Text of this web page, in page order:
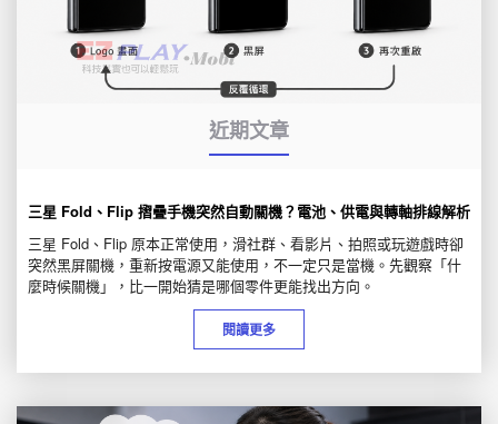
近期文章
三星 Fold、Flip 摺疊手機突然自動關機？電池、供電與轉軸排線解析
三星 Fold、Flip 原本正常使用，滑社群、看影片、拍照或玩遊戲時卻
突然黑屏關機，重新按電源又能使用，不一定只是當機。先觀察「什
麼時候關機」，比一開始猜是哪個零件更能找出方向。
閱讀更多